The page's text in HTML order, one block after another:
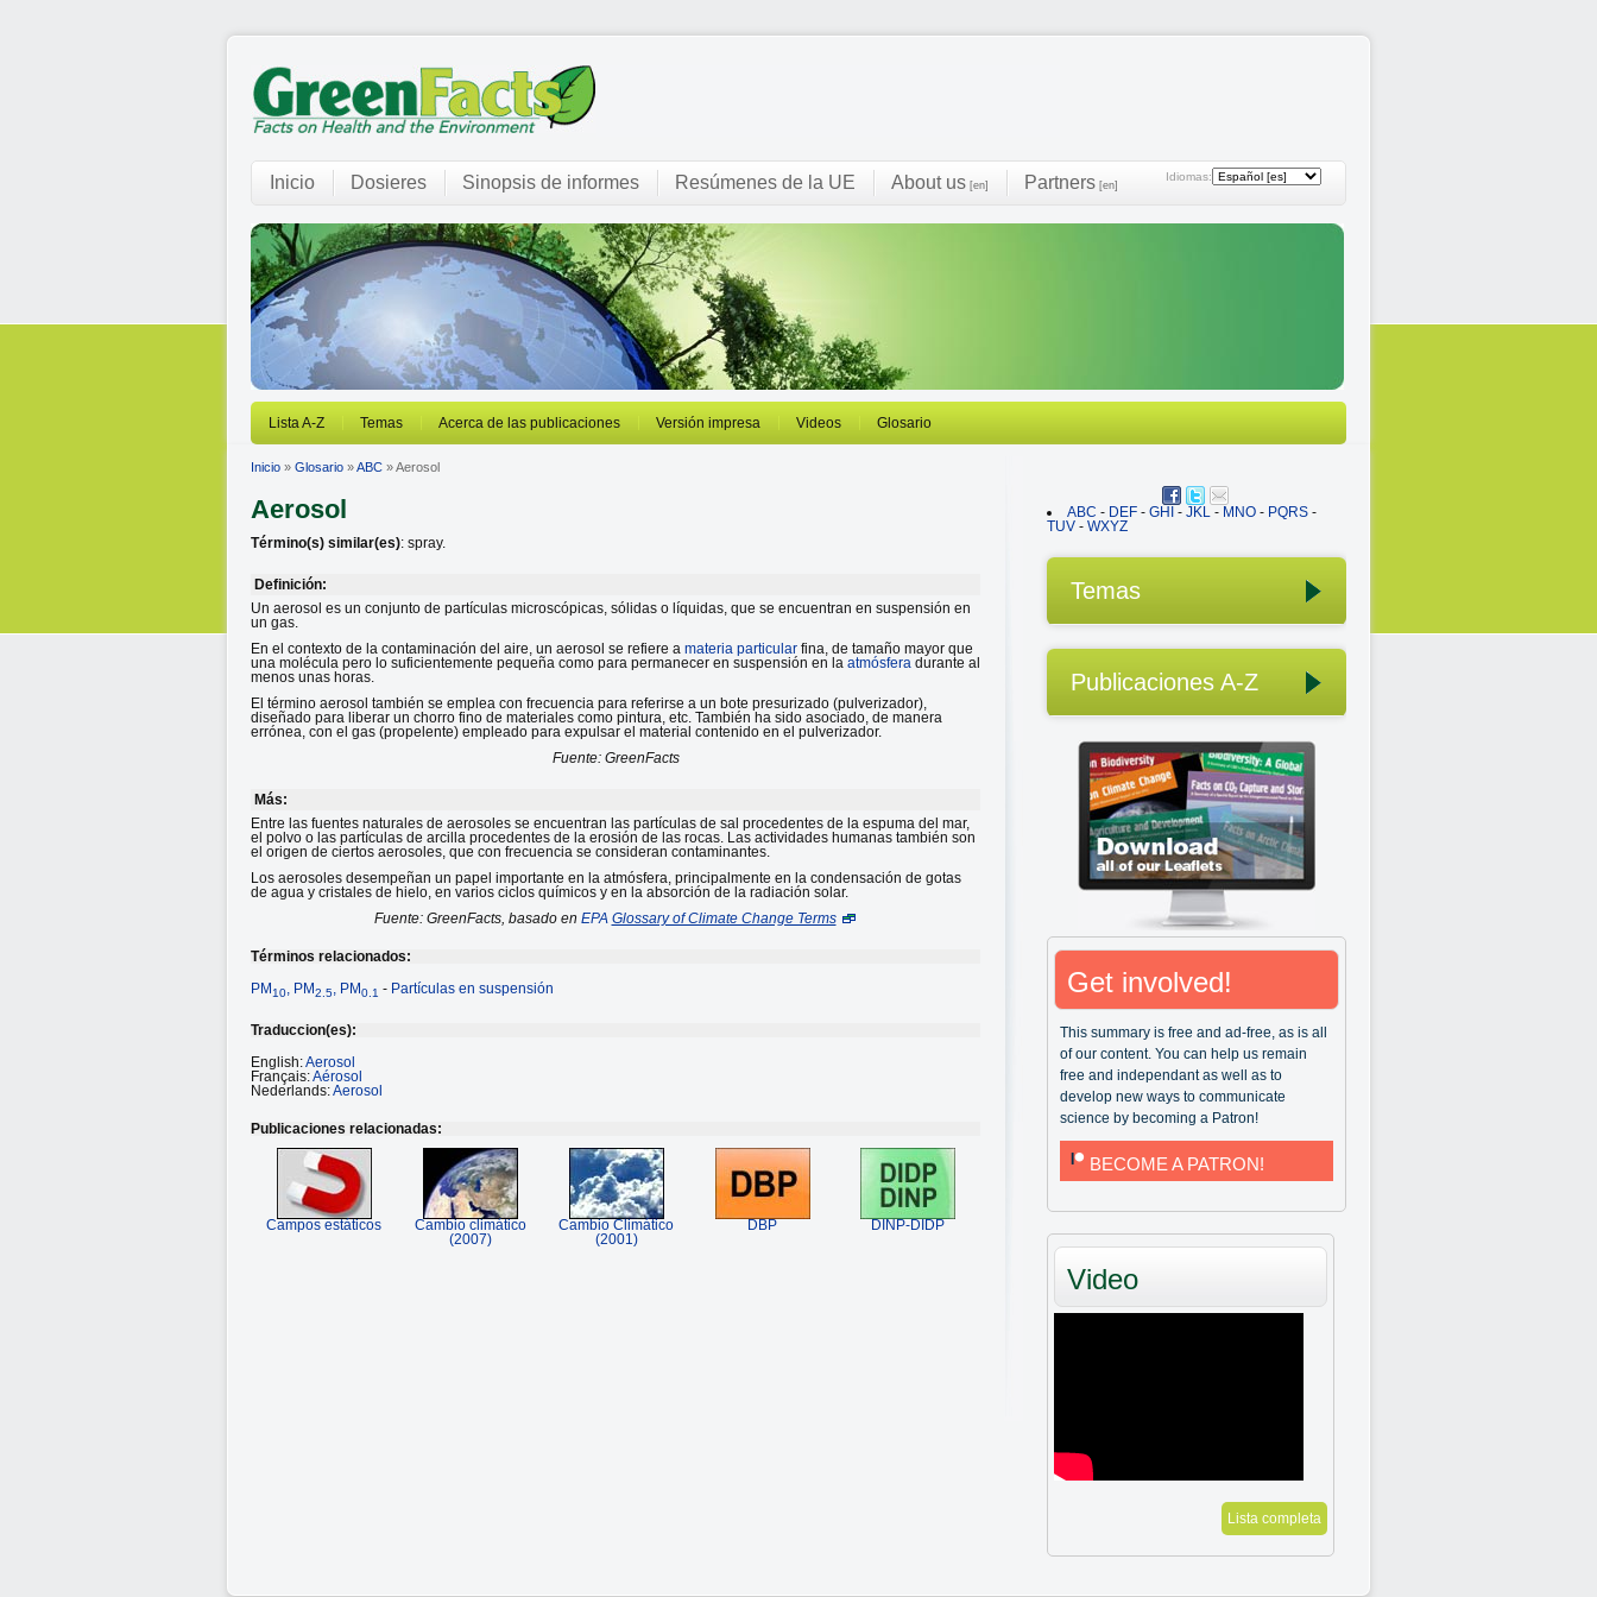
Idiomas:
Inicio Dosieres Sinopsis de informes Resúmenes de la UE About us [en] Partners [en]
Lista A-Z Temas Acerca de las publicaciones Versión impresa Videos Glosario
Inicio » Glosario »ABC » Aerosol
Aerosol
Término(s) similar(es): spray.
Definición:
Un aerosol es un conjunto de partículas microscópicas, sólidas o líquidas, que se encuentran en suspensión en
un gas.
En el contexto de la contaminación del aire, un aerosol se refiere a materia particular fina, de tamaño mayor que
una molécula pero lo suficientemente pequeña como para permanecer en suspensión en la atmósfera durante al
menos unas horas.
El término aerosol también se emplea con frecuencia para referirse a un bote presurizado (pulverizador),
diseñado para liberar un chorro fino de materiales como pintura, etc. También ha sido asociado, de manera
errónea, con el gas (propelente) empleado para expulsar el material contenido en el pulverizador.
Fuente: GreenFacts
Más:
Entre las fuentes naturales de aerosoles se encuentran las partículas de sal procedentes de la espuma del mar,
el polvo o las partículas de arcilla procedentes de la erosión de las rocas. Las actividades humanas también son
el origen de ciertos aerosoles, que con frecuencia se consideran contaminantes.
Los aerosoles desempeñan un papel importante en la atmósfera, principalmente en la condensación de gotas
de agua y cristales de hielo, en varios ciclos químicos y en la absorción de la radiación solar.
Fuente: GreenFacts, basado en EPA Glossary of Climate Change Terms
Términos relacionados:
PM10, PM2.5, PM0.1 - Partículas en suspensión
Traduccion(es):
English:Aerosol
Français:Aérosol
Nederlands:Aerosol
Publicaciones relacionadas:
Campos estáticos
Cambio climático
(2007)
Cambio Climático
(2001)
DBP DINP-DIDP
ABC - DEF - GHI - JKL - MNO - PQRS -
TUV - WXYZ
Temas
Publicaciones A-Z
Get involved!
This summary is free and ad-free, as is all
of our content. You can help us remain
free and independant as well as to
develop new ways to communicate
science by becoming a Patron!
BECOME A PATRON!
Video
Lista completa